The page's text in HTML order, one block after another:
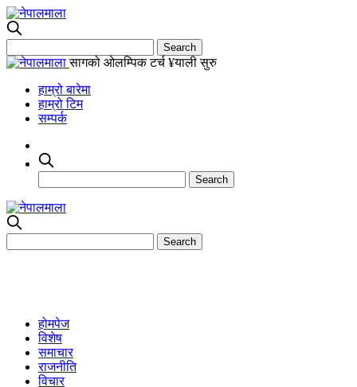
सागको ओलम्पिक टर्च ¥याली सुरु
हाम्रो बारेमा
हाम्रो टिम
सम्पर्क
होमपेज
विशेष
समाचार
राजनीति
विचार